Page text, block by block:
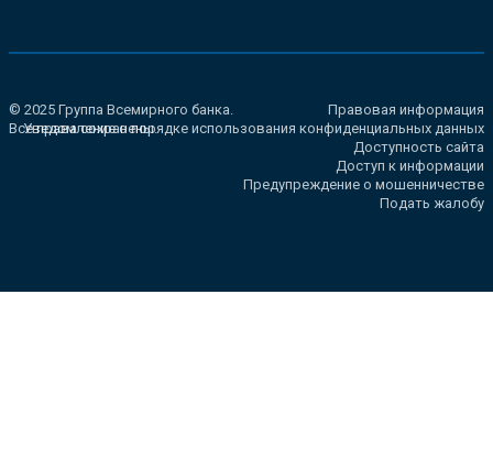
© 2025 Группа Всемирного банка.
Все права сохранены.
Правовая информация
Уведомление о порядке использования конфиденциальных данных
Доступность сайта
Доступ к информации
Предупреждение о мошенничестве
Подать жалобу